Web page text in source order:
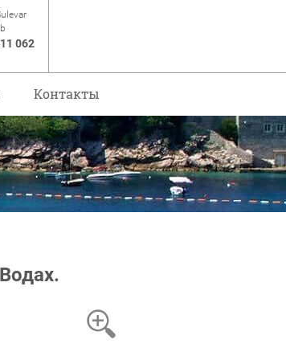
062
Контакты